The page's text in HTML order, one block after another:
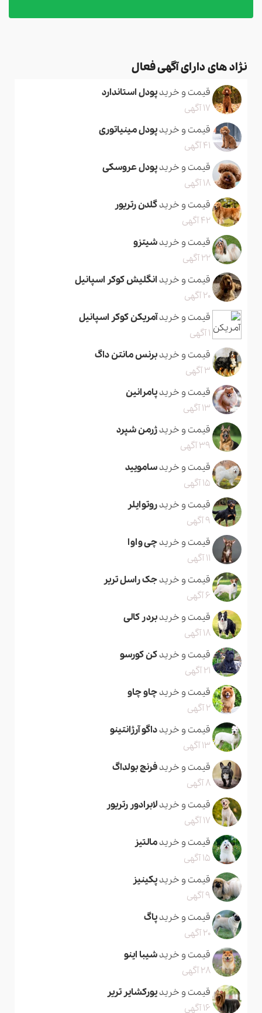
نژاد های دارای آگهی فعال
قیمت و خریدپودل استاندارد
17 آگهی
قیمت و خریدپودل مینیاتوری
41 آگهی
قیمت و خریدپودل عروسکی
18 آگهی
قیمت و خریدگلدن رتریور
42 آگهی
قیمت و خریدشیتزو
22 آگهی
قیمت و خرید انگلیش کوکر اسپانیل
20 آگهی
قیمت و خریدآمریکن کوکر اسپانیل
1 آگهی
قیمت و خریدبرنس مانتن داگ
3 آگهی
قیمت و خریدپامرانین
13 آگهی
قیمت و خریدژرمن شپرد
39 آگهی
قیمت و خریدسامویید
15 آگهی
قیمت و خریدروتوایلر
9 آگهی
قیمت و خریدچی واوا
11 آگهی
قیمت و خریدجک راسل تریر
6 آگهی
قیمت و خریدبردر کالی
18 آگهی
قیمت و خریدکن کورسو
21 آگهی
قیمت و خریدچاو چاو
2 آگهی
قیمت و خریدداگو آرژانتینو
13 آگهی
قیمت و خریدفرنچ بولداگ
8 آگهی
قیمت و خریدلابرادور رتریور
17 آگهی
قیمت و خریدمالتیز
15 آگهی
قیمت و خریدپکینیز
9 آگهی
قیمت و خریدپاگ
20 آگهی
قیمت و خریدشیبا اینو
28 آگهی
قیمت و خریدیورکشایر تریر
16 آگهی